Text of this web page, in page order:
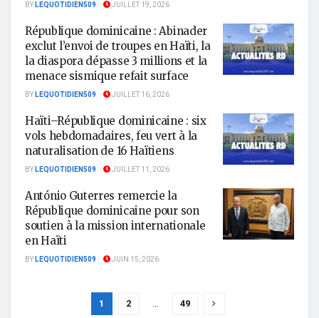
BYLEQUOTIDIEN509 JUILLET 19, 2026
République dominicaine : Abinader
exclut l’envoi de troupes en Haïti, la
la diaspora dépasse 3 millions et la
menace sismique refait surface
BYLEQUOTIDIEN509 JUILLET 16, 2026
Haïti–République dominicaine : six
vols hebdomadaires, feu vert à la
naturalisation de 16 Haïtiens
BYLEQUOTIDIEN509 JUILLET 11, 2026
António Guterres remercie la
République dominicaine pour son
soutien à la mission internationale
en Haïti
BYLEQUOTIDIEN509 JUIN 15, 2026
1 2 … 49